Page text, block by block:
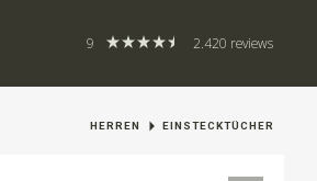
9 2.420 reviews
HERREN EINSTECKTÜCHER